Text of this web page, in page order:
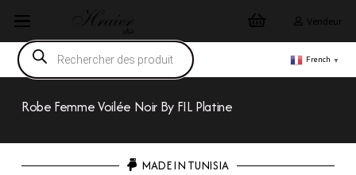
Vendeur
Recherche
de
produits
French ▼
Robe Femme Voilée Noir By FIL Platine
MADE IN TUNISIA